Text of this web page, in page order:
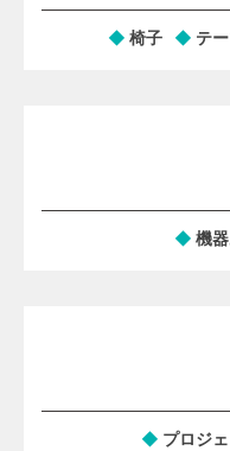
椅子 テ
機
プロジ